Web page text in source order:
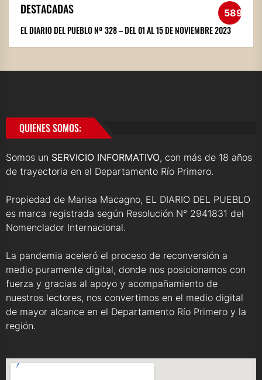
DESTACADAS 589
EL DIARIO DEL PUEBLO Nº 328 – DEL 01 AL 15 DE NOVIEMBRE 2023
QUIENES SOMOS:
Somos un SERVICIO INFORMATIVO, con más de 18 años
de trayectoria en el Departamento Río Primero.
Propiedad de Marisa Macagno, EL DIARIO DEL PUEBLO
es marca registrada según Resolución N° 2941831 del
Nomenclador Internacional.
La pandemia aceleró el proceso de reconversión a
medio puramente digital, donde nos posicionamos con
fuerza y gracias al apoyo y acompañamiento de
nuestros lectores, nos convertimos en el medio digital
de mayor alcance en el Departamento Río Primero y la
región.